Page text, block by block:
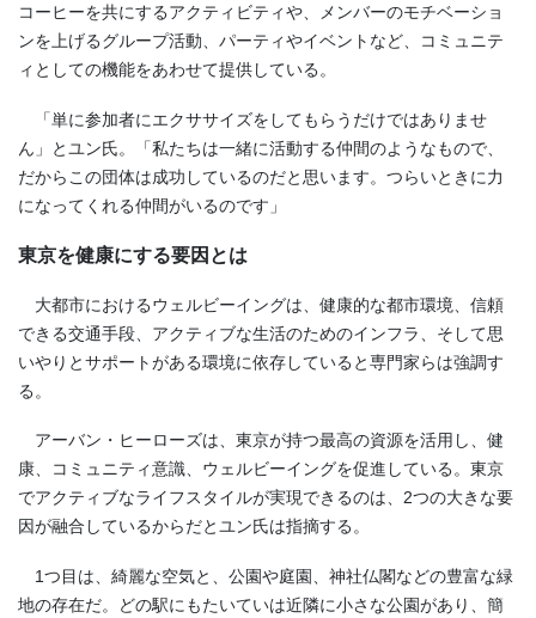
コーヒーを共にするアクティビティや、メンバーのモチベーショ
ンを上げるグループ活動、パーティやイベントなど、コミュニテ
ィとしての機能をあわせて提供している。
「単に参加者にエクササイズをしてもらうだけではありませ
ん」とユン氏。「私たちは一緒に活動する仲間のようなもので、
だからこの団体は成功しているのだと思います。つらいときに力
になってくれる仲間がいるのです」
東京を健康にする要因とは
大都市におけるウェルビーイングは、健康的な都市環境、信頼
できる交通手段、アクティブな生活のためのインフラ、そして思
いやりとサポートがある環境に依存していると専門家らは強調す
る。
アーバン・ヒーローズは、東京が持つ最高の資源を活用し、健
康、コミュニティ意識、ウェルビーイングを促進している。東京
でアクティブなライフスタイルが実現できるのは、 2つの大きな要
因が融合しているからだとユン氏は指摘する。
1つ目は、綺麗な空気と、公園や庭園、神社仏閣などの豊富な緑
地の存在だ。どの駅にもたいていは近隣に小さな公園があり、簡